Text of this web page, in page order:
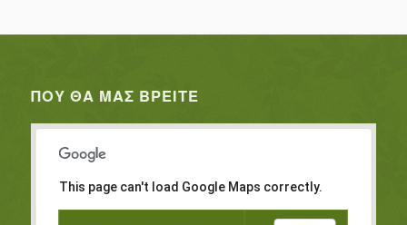
ΠΟΥ ΘΑ ΜΑΣ ΒΡΕΊΤΕ
This page can't load Google Maps correctly.